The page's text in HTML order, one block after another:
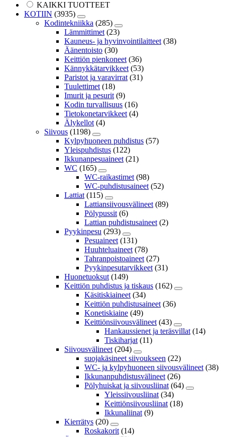
KAIKKI TUOTTEET
KOTIIN (3935)
Kodintekniikka (285)
Lämmittimet (23)
Kauneus- ja hyvinvointilaitteet (38)
Äänentoisto (30)
Keittiön pienkoneet (36)
Kännykkätarvikkeet (53)
Paristot ja varavirrat (31)
Tuulettimet (18)
Imurit ja pesurit (9)
Kodin turvallisuus (16)
Tietokonetarvikkeet (4)
Älykellot (4)
Siivous (1198)
Kylpyhuoneen puhdistus (57)
Yleispuhdistus (122)
Ikkunanpesuaineet (21)
WC (165)
WC-raikastimet (98)
WC-puhdistusaineet (52)
Lattiat (115)
Lattiansiivousvälineet (89)
Pölypussit (6)
Lattian puhdistusaineet (2)
Pyykinpesu (293)
Pesuaineet (131)
Huuhteluaineet (78)
Tahranpoistoaineet (27)
Pyykinpesutarvikkeet (31)
Huonetuoksut (149)
Keittiön puhdistus ja tiskaus (162)
Käsitiskiaineet (34)
Keittiön puhdistusaineet (36)
Konetiskiaine (49)
Keittiönsiivousvälineet (43)
Hankaussienet ja teräsvillat (14)
Tiskiharjat (11)
Siivousvälineet (204)
suojakäsineet siivoukseen (22)
WC- ja kylpyhuoneen siivousvälineet (38)
Ikkunanpuhdistusvälineet (26)
Pölyhuiskat ja siivousliinat (64)
Yleissiivousliinat (34)
Keittiönsiivousliinat (18)
Ikkunaliinat (9)
Kierrätys (20)
Roskakorit (14)